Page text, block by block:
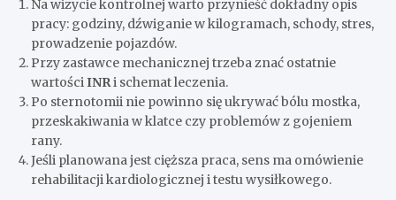
Na wizycie kontrolnej warto przynieść dokładny opis
pracy: godziny, dźwiganie w kilogramach, schody, stres,
prowadzenie pojazdów.
Przy zastawce mechanicznej trzeba znać ostatnie
wartościINRi schemat leczenia.
Po sternotomii nie powinno się ukrywać bólu mostka,
przeskakiwania w klatce czy problemów z gojeniem
rany.
Jeśli planowana jest cięższa praca, sens ma omówienie
rehabilitacji kardiologicznej i testu wysiłkowego.